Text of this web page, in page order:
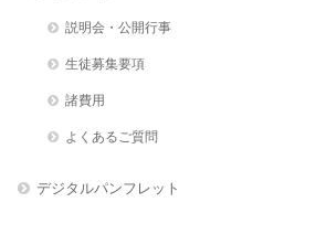
説明会・公開行事
生徒募集要項
諸費用
よくあるご質問
デジタルパンフレット